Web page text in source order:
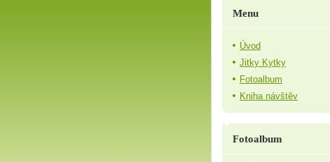
Menu
Úvod
Jitky Kytky
Fotoalbum
Kniha návštěv
Fotoalbum